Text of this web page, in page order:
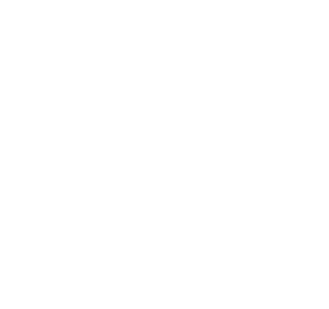
orbital zustellbarer unterer Walzen